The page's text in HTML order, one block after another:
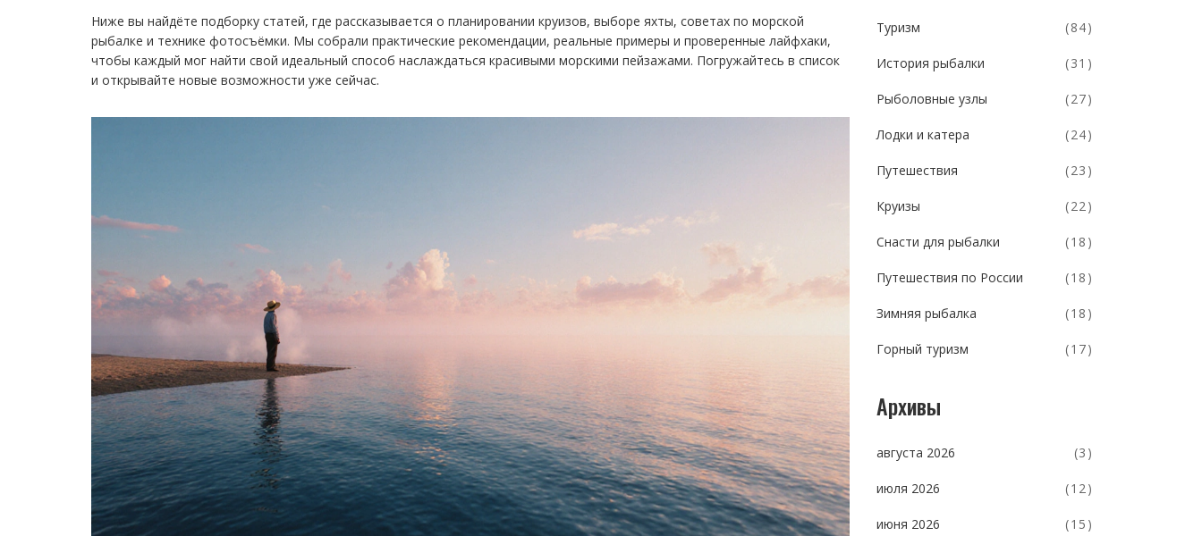
Ниже вы найдёте подборку статей, где рассказывается о планировании круизов, выборе яхты, советах по морской
рыбалке и технике фотосъёмки. Мы собрали практические рекомендации, реальные примеры и проверенные лайфхаки,
чтобы каждый мог найти свой идеальный способ наслаждаться красивыми морскими пейзажами. Погружайтесь в список
и открывайте новые возможности уже сейчас.
Туризм (84)
История рыбалки (31)
Рыболовные узлы (27)
Лодки и катера (24)
Путешествия (23)
Круизы (22)
Снасти для рыбалки (18)
Путешествия по России (18)
Зимняя рыбалка (18)
Горный туризм (17)
Архивы
августа 2026 (3)
июля 2026 (12)
июня 2026 (15)